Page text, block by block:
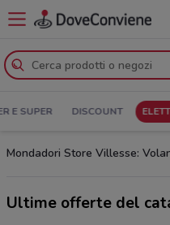
E SUPER DISCOUNT
Mondadori Store Villesse:
Ultime offerte del